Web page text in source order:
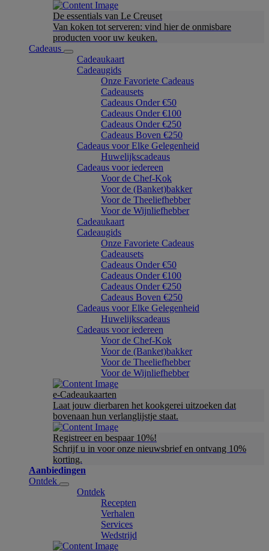
De essentials van Le Creuset
Van koken tot serveren: vind hier de onmisbare
producten voor uw keuken.
Cadeaus
Cadeaukaart
Cadeaugids
Onze Favoriete Cadeaus
Cadeausets
Cadeaus Onder €50
Cadeaus Onder €100
Cadeaus Onder €250
Cadeaus Boven €250
Cadeaus voor Elke Gelegenheid
Huwelijkscadeaus
Cadeaus voor iedereen
Voor de Chef-Kok
Voor de (Banket)bakker
Voor de Theeliefhebber
Voor de Wijnliefhebber
Cadeaukaart
Cadeaugids
Onze Favoriete Cadeaus
Cadeausets
Cadeaus Onder €50
Cadeaus Onder €100
Cadeaus Onder €250
Cadeaus Boven €250
Cadeaus voor Elke Gelegenheid
Huwelijkscadeaus
Cadeaus voor iedereen
Voor de Chef-Kok
Voor de (Banket)bakker
Voor de Theeliefhebber
Voor de Wijnliefhebber
e-Cadeaukaarten
Laat jouw dierbaren het kookgerei uitzoeken dat
bovenaan hun verlanglijstje staat.
Registreer en bespaar 10%!
Schrijf u in voor onze nieuwsbrief en ontvang 10%
korting.
Aanbiedingen
Ontdek
Ontdek
Recepten
Verhalen
Services
Wedstrijd